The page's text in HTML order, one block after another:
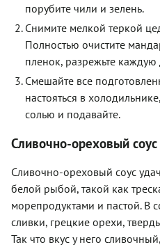
порубите чили и зелень.
Снимите мелкой теркой
Полностью очистите
пленок, разрежьте каждую
Смешайте все
настояться в
солью и подавайте.
Сливочно-ореховый
Сливочно-ореховый соус
белой рыбой, такой как
морепродуктами и пастой. В
сливки, грецкие орехи,
Так что вкус у него